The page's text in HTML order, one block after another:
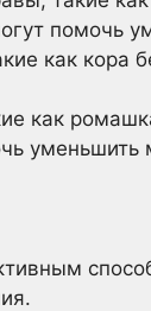
помочь
как кора
как
уменьшить